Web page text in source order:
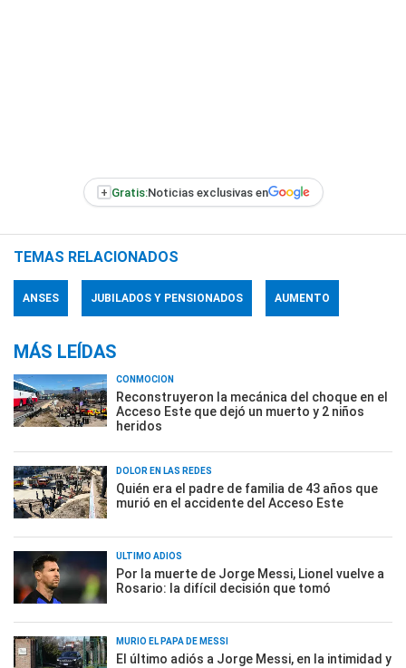
+ Gratis:Noticias exclusivas en
TEMAS RELACIONADOS
ANSES JUBILADOS Y PENSIONADOS AUMENTO
MÁS LEÍDAS
CONMOCIÓN
Reconstruyeron la mecánica del choque en el
Acceso Este que dejó un muerto y 2 niños
heridos
DOLOR EN LAS REDES
Quién era el padre de familia de 43 años que
murió en el accidente del Acceso Este
ÚLTIMO ADIÓS
Por la muerte de Jorge Messi, Lionel vuelve a
Rosario: la difícil decisión que tomó
MURIÓ EL PAPÁ DE MESSI
El último adiós a Jorge Messi, en la intimidad y